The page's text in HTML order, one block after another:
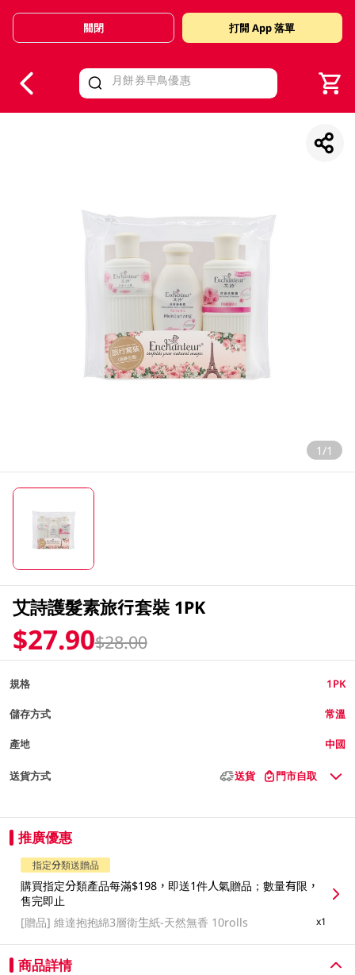
Valid Until 30 June 2026
關閉 打開 App 落單
1/1
艾詩護髮素旅行套裝 1PK
$27.90$28.00
規格 1PK
儲存方式 常溫
產地 中國
送貨方式 送貨 門市自取
推廣優惠
指定分類送贈品
購買指定分類產品每滿$198，即送1件人氣贈品；數量有限，
售完即止
[贈品]維達抱抱綿3層衛生紙-天然無香 10rolls x1
商品詳情